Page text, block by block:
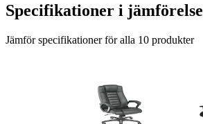
Specifikationer i jämförelse
Jämför specifikationer för alla 10 produkter